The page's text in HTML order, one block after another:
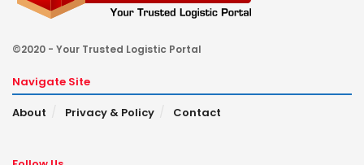
©2020 - Your Trusted Logistic Portal
Navigate Site
About
Privacy & Policy Contact